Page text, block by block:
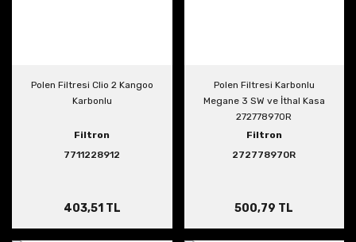
Polen Filtresi Clio 2 Kangoo
Karbonlu
Filtron
7711228912
403,51 TL
Polen Filtresi Karbonlu
Megane 3 SW ve İthal Kasa
272778970R
Filtron
272778970R
500,79 TL